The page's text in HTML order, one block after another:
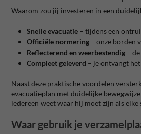
Waarom zou jij investeren in een
Snelle evacuatie – tijdens een
Officiële normering – onze borden
Reflecterend en weerbestendig –
Compleet geleverd – je ontvangt
Naast deze praktische voordelen
evacuatieplan met duidelijke
iedereen weet waar hij moet zijn als elke
Waar gebruik je